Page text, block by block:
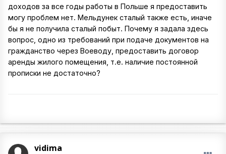
доходов за все годы работы в Польше я предоставить
могу проблем нет. Мельдунек сталый также есть, иначе
бы я не получила сталый побыт. Почему я задала здесь
вопрос, одно из требований при подаче документов на
гражданство через Воеводу, предоставить договор
аренды жилого помещения, т.е. наличие постоянной
прописки не достаточно?
vidima